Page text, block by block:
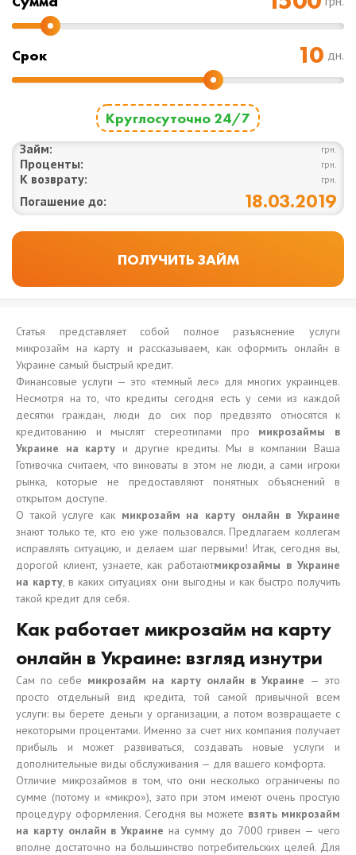
Срок дн.
Круглосуточно 24/7
Займ: грн.
Проценты: грн.
К возврату: грн.
Погашение до: 18.03.2019
Статья представляет собой полное разъяснение услуги
микрозайм на карту и рассказываем, как оформить онлайн в
Украине самый быстрый кредит.
Финансовые услуги — это «темный лес» для многих украинцев.
Несмотря на то, что кредиты сегодня есть у семи из каждой
десятки граждан, люди до сих пор предвзято относятся к
кредитованию и мыслят стереотипами про микрозаймы в
Украине на карту и другие кредиты. Мы в компании Ваша
Готивочка считаем, что виноваты в этом не люди, а сами игроки
рынка, которые не предоставляют понятных объяснений в
открытом доступе.
О такой услуге как микрозайм на карту онлайн в Украине
знают только те, кто ею уже пользовался. Предлагаем коллегам
исправлять ситуацию, и делаем шаг первыми! Итак, сегодня вы,
дорогой клиент, узнаете, как работаютмикрозаймы в Украине
на карту, в каких ситуациях они выгодны и как быстро получить
такой кредит для себя.
Как работает микрозайм на карту
онлайн в Украине: взгляд изнутри
Сам по себе микрозайм на карту онлайн в Украине — это
просто отдельный вид кредита, той самой привычной всем
услуги: вы берете деньги у организации, а потом возвращаете с
некоторыми процентами. Именно за счет них компания получает
прибыль и может развиваться, создавать новые услуги и
дополнительные виды обслуживания — для вашего комфорта.
Отличие микрозаймов в том, что они несколько ограничены по
сумме (потому и «микро»), зато при этом имеют очень простую
процедуру оформления. Сегодня вы можете взять микрозайм
на карту онлайн в Украине на сумму до 7000 гривен — чего
вполне достаточно на большинство потребительских целей. Для